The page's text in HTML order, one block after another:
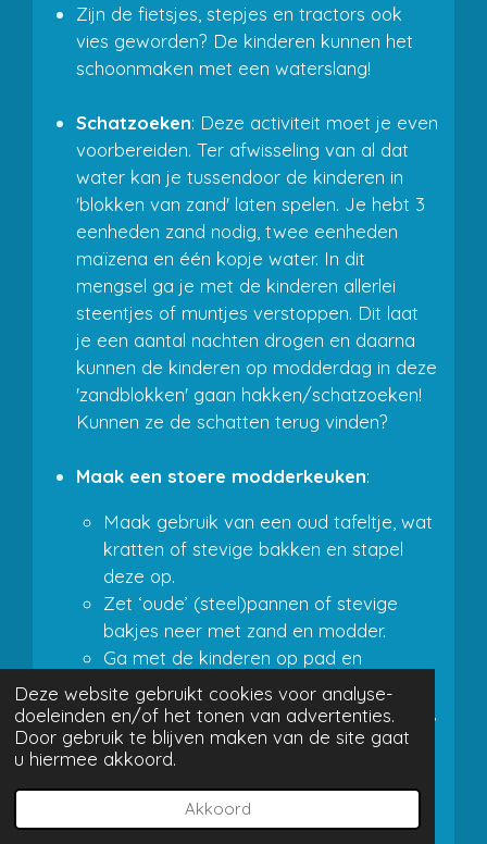
Deze website gebruikt cookies voor analyse-
doeleinden en/of het tonen van advertenties.
Door gebruik te blijven maken van de site gaat
u hiermee akkoord.
Akkoord
Zijn de fietsjes, stepjes en tractors ook
vies geworden? De kinderen kunnen het
schoonmaken met een waterslang!
Schatzoeken: Deze activiteit moet je even
voorbereiden. Ter afwisseling van al dat
water kan je tussendoor de kinderen in
'blokken van zand' laten spelen. Je hebt 3
eenheden zand nodig, twee eenheden
maïzena en één kopje water. In dit
mengsel ga je met de kinderen allerlei
steentjes of muntjes verstoppen. Dit laat
je een aantal nachten drogen en daarna
kunnen de kinderen op modderdag in deze
'zandblokken' gaan hakken/schatzoeken!
Kunnen ze de schatten terug vinden?
Maak een stoere modderkeuken:
Maak gebruik van een oud tafeltje, wat
kratten of stevige bakken en stapel
deze op.
Zet ‘oude’ (steel)pannen of stevige
bakjes neer met zand en modder.
Ga met de kinderen op pad en
verzamel schatten uit de natuur:
steentjes, takjes, mos, bloemetjes, gras,
schors, alles wat ze maar interessant
vinden.
Zet er maatbekers, bakjes of
emmertjes met water bij.